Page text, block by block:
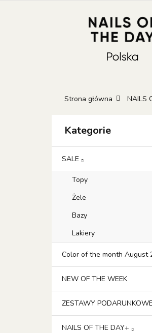
Strona główna NAILS
Kategorie
SALE
Topy
Żele
Bazy
Lakiery
Color of the month August
NEW OF THE WEEK
ZESTAWY PODARUNKOWE
NAILS OF THE DAY+